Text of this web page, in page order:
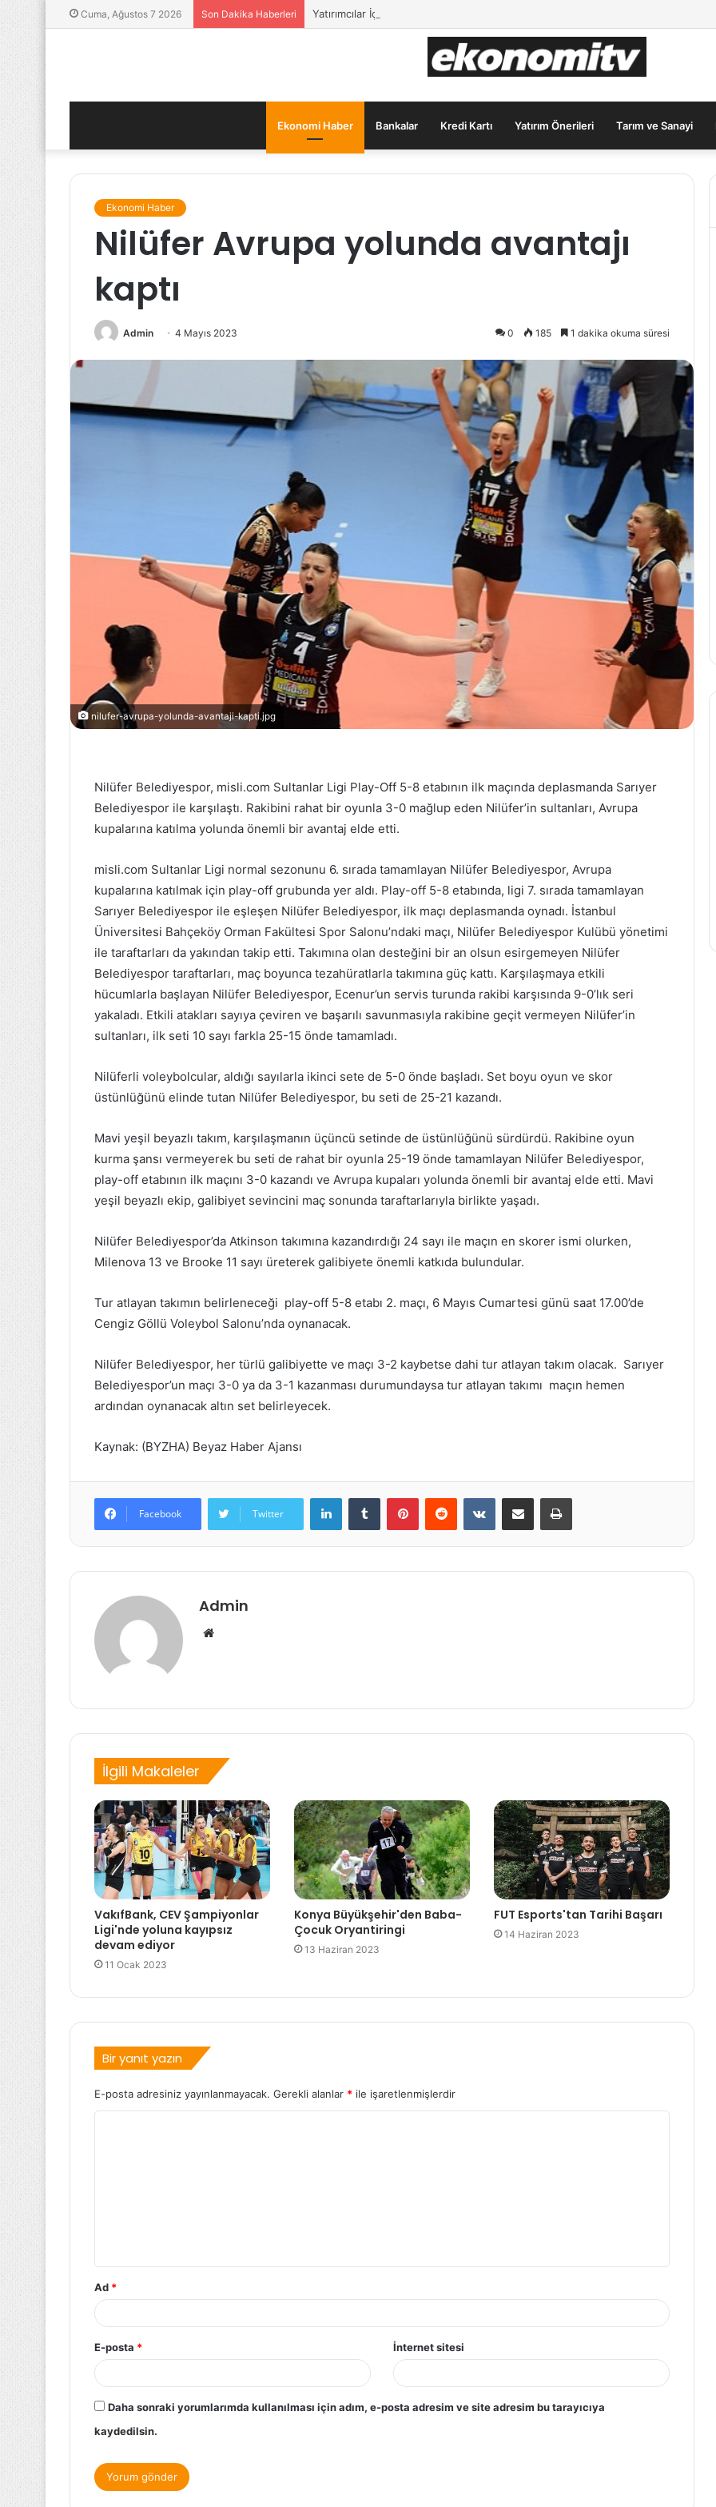
Cuma, Ağustos 7 2026 Son Dakika Haberleri Yatırımcılar İçin Güvenli Liman: Altın Hâlâ İlk Sırada mı?
Ekonomi Haber Bankalar Kredi Kartı Yatırım Önerileri Tarım ve Sanayi
Ekonomi Haber
Nilüfer Avrupa yolunda avantajı
kaptı
Admin 4 Mayıs 2023 0 185 1 dakika okuma süresi
nilufer-avrupa-yolunda-avantaji-kapti.jpg
Nilüfer Belediyespor, misli.com Sultanlar Ligi Play-Off 5-8 etabının ilk maçında deplasmanda Sarıyer
Belediyespor ile karşılaştı. Rakibini rahat bir oyunla 3-0 mağlup eden Nilüfer’in sultanları, Avrupa
kupalarına katılma yolunda önemli bir avantaj elde etti.
misli.com Sultanlar Ligi normal sezonunu 6. sırada tamamlayan Nilüfer Belediyespor, Avrupa
kupalarına katılmak için play-off grubunda yer aldı. Play-off 5-8 etabında, ligi 7. sırada tamamlayan
Sarıyer Belediyespor ile eşleşen Nilüfer Belediyespor, ilk maçı deplasmanda oynadı. İstanbul
Üniversitesi Bahçeköy Orman Fakültesi Spor Salonu’ndaki maçı, Nilüfer Belediyespor Kulübü yönetimi
ile taraftarları da yakından takip etti. Takımına olan desteğini bir an olsun esirgemeyen Nilüfer
Belediyespor taraftarları, maç boyunca tezahüratlarla takımına güç kattı. Karşılaşmaya etkili
hücumlarla başlayan Nilüfer Belediyespor, Ecenur’un servis turunda rakibi karşısında 9-0’lık seri
yakaladı. Etkili atakları sayıya çeviren ve başarılı savunmasıyla rakibine geçit vermeyen Nilüfer’in
sultanları, ilk seti 10 sayı farkla 25-15 önde tamamladı.
Nilüferli voleybolcular, aldığı sayılarla ikinci sete de 5-0 önde başladı. Set boyu oyun ve skor
üstünlüğünü elinde tutan Nilüfer Belediyespor, bu seti de 25-21 kazandı.
Mavi yeşil beyazlı takım, karşılaşmanın üçüncü setinde de üstünlüğünü sürdürdü. Rakibine oyun
kurma şansı vermeyerek bu seti de rahat bir oyunla 25-19 önde tamamlayan Nilüfer Belediyespor,
play-off etabının ilk maçını 3-0 kazandı ve Avrupa kupaları yolunda önemli bir avantaj elde etti. Mavi
yeşil beyazlı ekip, galibiyet sevincini maç sonunda taraftarlarıyla birlikte yaşadı.
Nilüfer Belediyespor’da Atkinson takımına kazandırdığı 24 sayı ile maçın en skorer ismi olurken,
Milenova 13 ve Brooke 11 sayı üreterek galibiyete önemli katkıda bulundular.
Tur atlayan takımın belirleneceği play-off 5-8 etabı 2. maçı, 6 Mayıs Cumartesi günü saat 17.00’de
Cengiz Göllü Voleybol Salonu’nda oynanacak.
Nilüfer Belediyespor, her türlü galibiyette ve maçı 3-2 kaybetse dahi tur atlayan takım olacak. Sarıyer
Belediyespor’un maçı 3-0 ya da 3-1 kazanması durumundaysa tur atlayan takımı maçın hemen
ardından oynanacak altın set belirleyecek.
Kaynak: (BYZHA) Beyaz Haber Ajansı
Facebook Twitter
LinkedInTumblr PinterestReddit VKontakteE-Posta ile paylaş Yazdır
Admin
Web
İlgili Makaleler
VakıfBank, CEV Şampiyonlar
Ligi'nde yoluna kayıpsız
devam ediyor
11 Ocak 2023
Konya Büyükşehir'den Baba-
Çocuk Oryantiringi
13 Haziran 2023
FUT Esports'tan Tarihi Başarı
14 Haziran 2023
Bir yanıt yazın
E-posta adresiniz yayınlanmayacak. Gerekli alanlar * ile işaretlenmişlerdir
Ad *
E-posta * İnternet sitesi
Daha sonraki yorumlarımda kullanılması için adım, e-posta adresim ve site adresim bu tarayıcıya
kaydedilsin.
tekvandoda
Türkiye
derecesi
16 Aralık 2022
Bayraklı Belediyesinden
tekvandoda Türkiye derecesi
Hakem:
Av.Erdem
Başarıya
İmza
Attı
CAS'a Türk Hakem: Av.Erdem
Egemen Uluslararası Bir
Başarıya İmza Attı